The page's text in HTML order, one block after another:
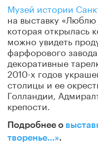
Музей истории
на выставку «Люблю
которая открылась
можно увидеть
фарфорового
декоративные
2010-х годов
столицы и ее
Голландии,
крепости.
Подробнее о
творенье…».